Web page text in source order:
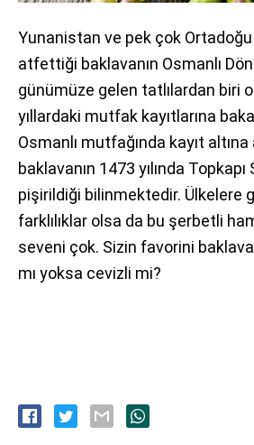
Yunanistan ve pek çok
atfettiği baklavanın Osmanlı
günümüze gelen tatlılardan biri
yıllardaki mutfak kayıtlarına
Osmanlı mutfağında kayıt altına
baklavanın 1473 yılında Topkapı
pişirildiği bilinmektedir. Ülkelere
farklılıklar olsa da bu şerbetli
seveni çok. Sizin favorini
mı yoksa cevizli mi?